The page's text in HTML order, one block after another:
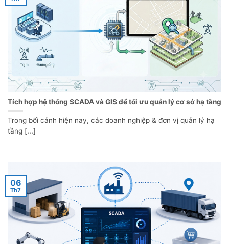
Tích hợp hệ thống SCADA và GIS để tối ưu quản lý cơ sở hạ tầng
Trong bối cảnh hiện nay, các doanh nghiệp & đơn vị quản lý hạ
tầng [...]
06
Th7